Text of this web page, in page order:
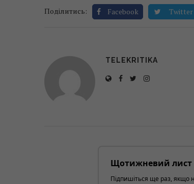
Поділитись: Facebook Twitter
TELEKRITIKA
Щотижневий
Підпишіться ще раз, якщо